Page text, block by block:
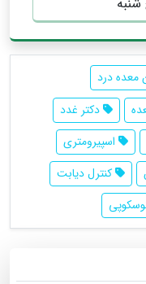
معده درد
دکتر غدد
اسپیرومتری
کنترل دیابت